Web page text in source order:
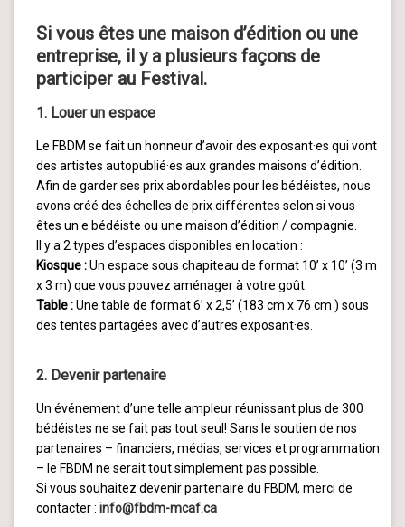
Si vous êtes une maison d’édition ou une
entreprise, il y a plusieurs façons de
participer au Festival.
1. Louer un espace
Le FBDM se fait un honneur d’avoir des exposant·es qui vont
des artistes autopublié·es aux grandes maisons d’édition.
Afin de garder ses prix abordables pour les bédéistes, nous
avons créé des échelles de prix différentes selon si vous
êtes un·e bédéiste ou une maison d’édition / compagnie.
Il y a 2 types d’espaces disponibles en location :
Kiosque :Un espace sous chapiteau de format 10’ x 10’ (3 m
x 3 m) que vous pouvez aménager à votre goût.
Table :Une table de format 6’ x 2,5’ (183 cm x 76 cm ) sous
des tentes partagées avec d’autres exposant·es.
2. Devenir partenaire
Un événement d’une telle ampleur réunissant plus de 300
bédéistes ne se fait pas tout seul! Sans le soutien de nos
partenaires – financiers, médias, services et programmation
– le FBDM ne serait tout simplement pas possible.
Si vous souhaitez devenir partenaire du FBDM, merci de
contacter : info@fbdm-mcaf.ca